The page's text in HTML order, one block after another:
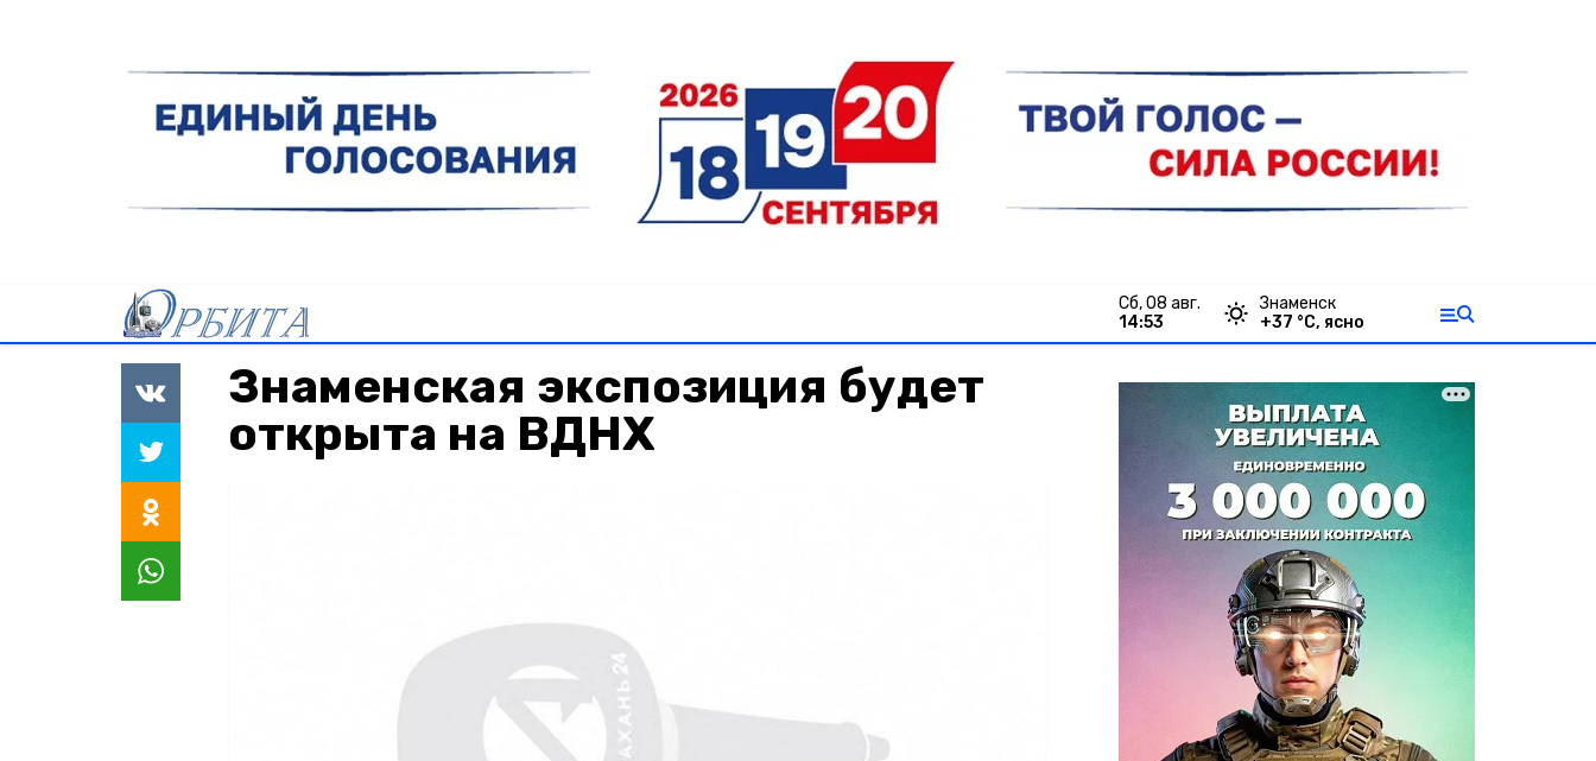
сб, 08 авг.
14:53
Знаменск
+37 °С, ясно
Знаменская экспозиция будет
открыта на ВДНХ